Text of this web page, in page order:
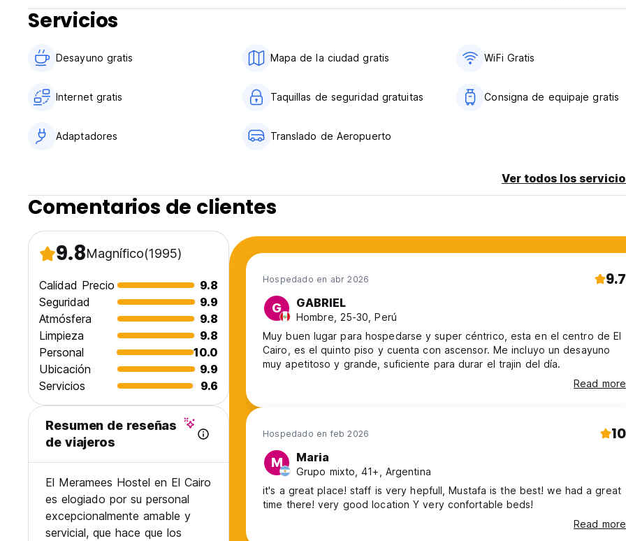
Servicios
Desayuno gratis Mapa de la ciudad gratis WiFi Gratis
Internet gratis Taquillas de seguridad gratuitas Consigna de equipaje gratis
Adaptadores Translado de Aeropuerto
Ver todos los
Comentarios de clientes
9.8Magnífico(1995)
Calidad Precio
9.8
Seguridad
9.9
Atmósfera
9.8
Limpieza
9.8
Personal
10.0
Ubicación
9.9
Servicios
9.6
Resumen de reseñas
de viajeros
El Meramees Hostel en El Cairo
es elogiado por su personal
excepcionalmente amable y
servicial, que hace que los
Hospedado en abr 2026 9.7
G GABRIEL
Hombre, 25-30, Perú
Muy buen lugar para hospedarse y super céntrico, esta en el centro de El
Cairo, es el quinto piso y cuenta con ascensor. Me incluyo un desayuno
muy apetitoso y grande, suficiente para durar el trajin del día.
Read more
Hospedado en feb 2026 10
M Maria
Grupo mixto, 41+, Argentina
it's a great place! staff is very hepfull, Mustafa is the best! we had a great
time there! very good location Y very confortable beds!
Read more